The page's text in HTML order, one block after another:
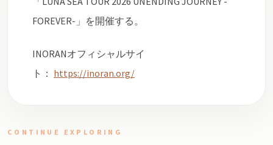
FOREVER-」を開催する。
INORANオフィシャルサイ
ト： https://inoran.org/
CONTINUE EXPLORING